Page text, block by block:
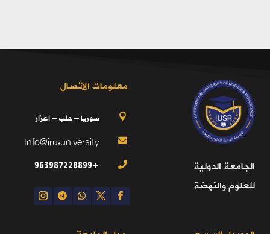
الجامعة الدولية
للعلوم والنهضة
معلومات الاتصال
 سوريا – حلب – اعزاز

Info@iru.university

+963987228899